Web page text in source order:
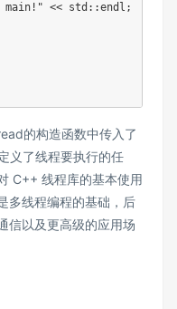
<< std::endl;
的构造函数中传入了
义了线程要执行的任
C++ 线程库的基本使用
多线程编程的基础，后
信以及更高级的应用场